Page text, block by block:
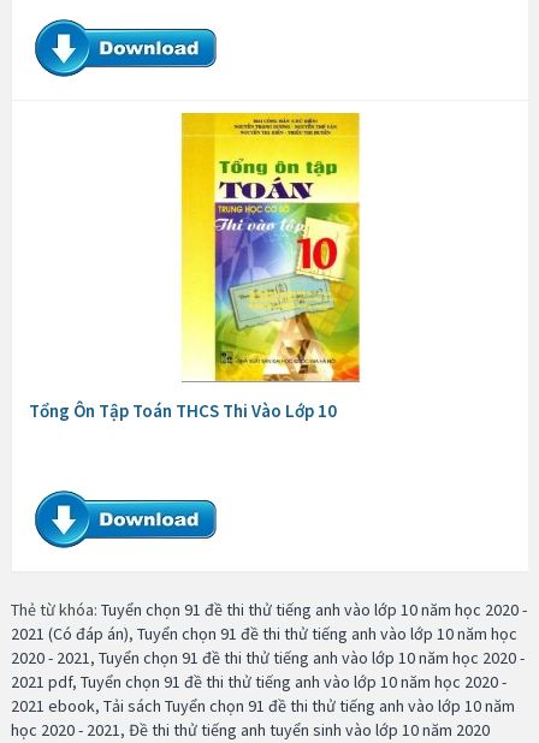
Tổng Ôn Tập Toán THCS Thi Vào Lớp 10
Thẻ từ khóa: Tuyển chọn 91 đề thi thử tiếng anh vào lớp 10 năm học 2020 -
2021 (Có đáp án), Tuyển chọn 91 đề thi thử tiếng anh vào lớp 10 năm học
2020 - 2021, Tuyển chọn 91 đề thi thử tiếng anh vào lớp 10 năm học 2020 -
2021 pdf, Tuyển chọn 91 đề thi thử tiếng anh vào lớp 10 năm học 2020 -
2021 ebook, Tải sách Tuyển chọn 91 đề thi thử tiếng anh vào lớp 10 năm
học 2020 - 2021, Đề thi thử tiếng anh tuyển sinh vào lớp 10 năm 2020